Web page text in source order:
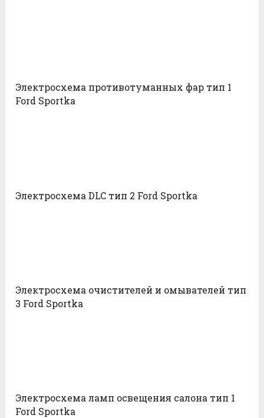
Электросхема противотуманных фар тип 1
Ford Sportka
Электросхема DLC тип 2 Ford Sportka
Электросхема очистителей и омывателей тип
3 Ford Sportka
Электросхема ламп освещения салона тип 1
Ford Sportka